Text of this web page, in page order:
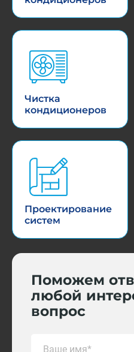
Чистка
кондиционеров
Проектирование
систем
Поможем
любой
вопрос